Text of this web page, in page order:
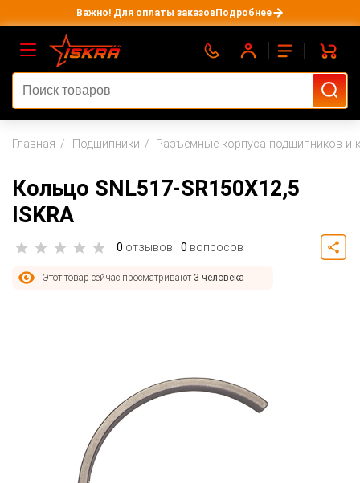
Важно! Для оплаты заказовПодробнее
Главная Подшипники Разъемные корпуса подшипников и
Кольцо SNL517-SR150X12,5
ISKRA
0 отзывов 0 вопросов
Этот товар сейчас просматривают 3 человека